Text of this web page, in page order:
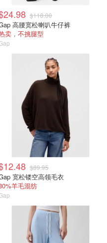
$118.00
高腰宽松喇叭牛仔裤
卖，不挑腿型
$89.95
宽松镂空高领毛衣
羊毛混纺